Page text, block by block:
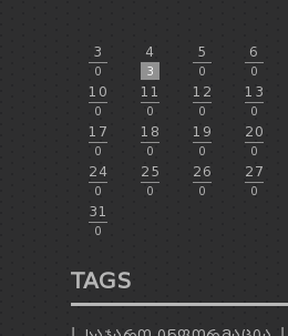
3
0
4
3
5
0
6
0
10
0
11
0
12
0
13
0
17
0
18
0
19
0
20
0
24
0
25
0
26
0
27
0
31
0
TAGS